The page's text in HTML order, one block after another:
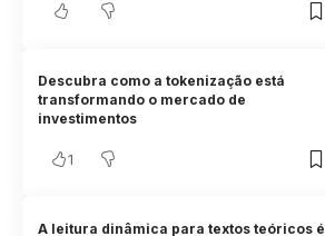
Descubra como a tokenização está
transformando o mercado de
investimentos
1
A leitura dinâmica para textos teóricos é